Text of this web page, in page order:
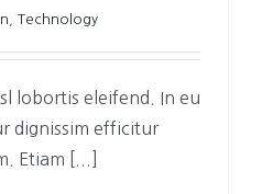
Technology
lobortis eleifend. In eu
dignissim efficitur
Etiam [...]